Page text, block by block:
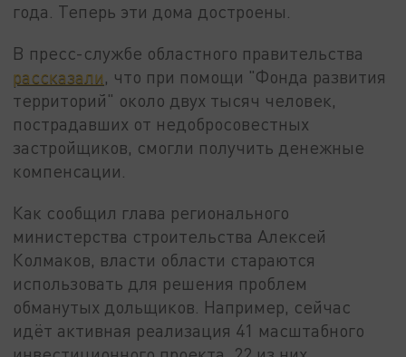
года. Теперь эти дома достроены.
В пресс-службе областного правительства
рассказали, что при помощи "Фонда развития
территорий" около двух тысяч человек,
пострадавших от недобросовестных
застройщиков, смогли получить денежные
компенсации.
Как сообщил глава регионального
министерства строительства Алексей
Колмаков, власти области стараются
использовать для решения проблем
обманутых дольщиков. Например, сейчас
идёт активная реализация 41 масштабного